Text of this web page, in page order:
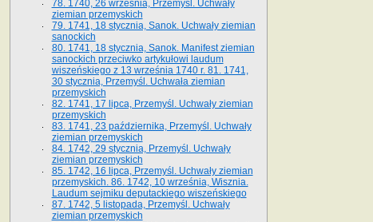
78. 1740, 26 września, Przemyśl. Uchwały
ziemian przemyskich
79. 1741, 18 stycznia, Sanok. Uchwały ziemian
sanockich
80. 1741, 18 stycznia, Sanok. Manifest ziemian
sanockich przeciwko artykułowi laudum
wiszeńskiego z 13 wrze­śnia 1740 r. 81. 1741,
30 stycznia, Przemyśl. Uchwała ziemian
przemyskich
82. 1741, 17 lipca, Przemyśl. Uchwały ziemian
przemyskich
83. 1741, 23 października, Przemyśl. Uchwały
ziemian przemyskich
84. 1742, 29 stycznia, Przemyśl. Uchwały
ziemian przemyskich
85. 1742, 16 lipca, Przemyśl. Uchwały ziemian
przemyskich. 86. 1742, 10 września, Wisznia.
Laudum sejmiku deputackiego wiszeńskiego
87. 1742, 5 listopada, Przemyśl. Uchwały
ziemian przemyskich